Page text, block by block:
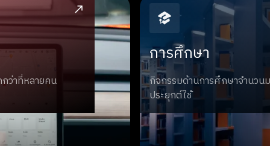
ว่าที่หลายคน
การศึกษา
กิจกรรมด้านการศึกษาจำนวน
ประยุกต์ใช้